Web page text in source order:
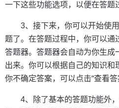
一下这些功能选项，以便在答题
3、接下来，你可以开始使
题了。在答题过程中，你可以通
答题器。答题器会自动为你生成
出来。你可以根据自己的知识和
你不确定答案，可以点击“查看答
4、除了基本的答题功能外